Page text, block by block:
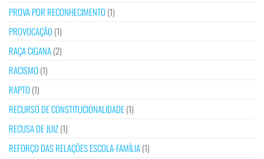
PROVA POR RECONHECIMENTO (1)
PROVOCAÇÃO (1)
RAÇA CIGANA(2)
RACISMO (1)
RAPTO (1)
RECURSO DE CONSTITUCIONALIDADE(1)
RECUSA DE JUIZ(1)
REFORÇO DAS RELAÇÕES ESCOLA-FAMÍLIA(1)